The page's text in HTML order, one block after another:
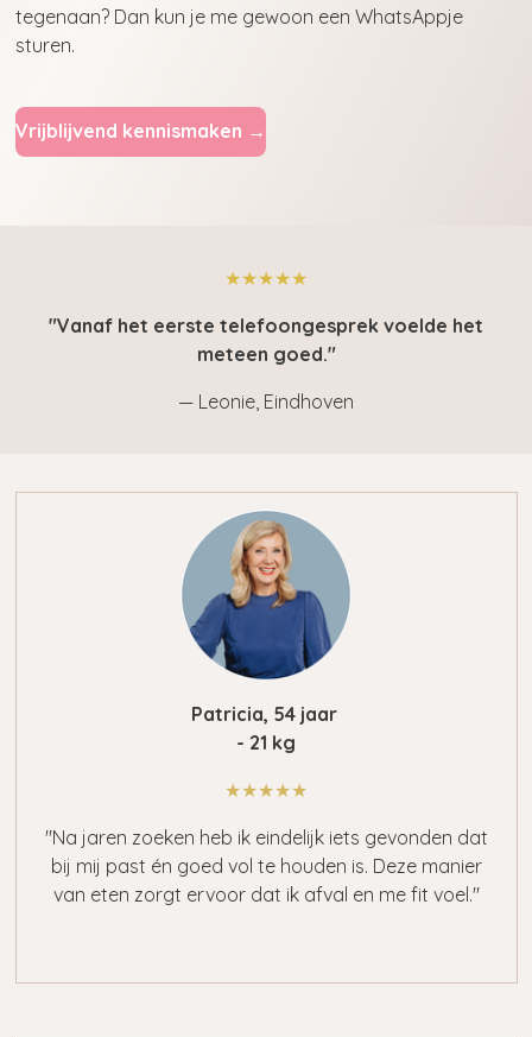
tegenaan? Dan kun je me gewoon een WhatsAppje
sturen.
Vrijblijvend kennismaken →
★★★★★
"Vanaf het eerste telefoongesprek voelde het
meteen goed."
— Leonie, Eindhoven
Patricia, 54 jaar
- 21 kg
★★★★★
"Na jaren zoeken heb ik eindelijk iets gevonden dat
bij mij past én goed vol te houden is. Deze manier
van eten zorgt ervoor dat ik afval en me fit voel."